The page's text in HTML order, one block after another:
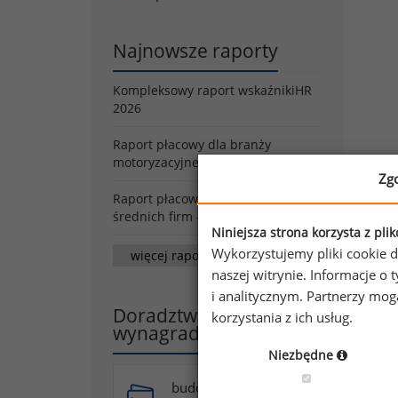
Najnowsze raporty
Kompleksowy raport wskaźnikiHR
2026
Raport płacowy dla branży
motoryzacyjnej - wiosna/lato 2026
Raport płacowy dla małych i
średnich firm - wiosna/lato 2026
więcej raportów
Doradztwo w zakresie
wynagradzania
budowa systemu
A
•
•
•
•
Niniejsza strona korzysta z
Wykorzystujemy pliki cookie
naszej witrynie. Informacje o
i analitycznym. Partnerzy
korzystania z ich usług.
Niezbędne